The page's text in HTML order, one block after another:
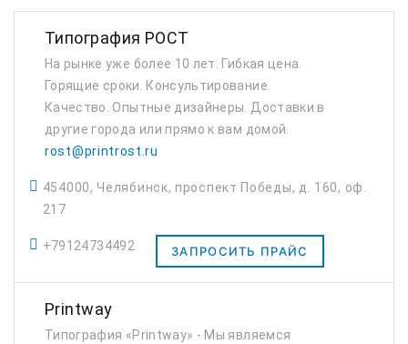
Типография РОСТ
На рынке уже более 10 лет. Гибкая цена.
Горящие сроки. Консультирование.
Качество. Опытные дизайнеры. Доставки в
другие города или прямо к вам домой.
rost@printrost.ru
454000, Челябинск, проспект Победы, д. 160, оф.
217
+79124734492 ЗАПРОСИТЬ ПРАЙС
‎Printway
Типография «Printway» - Мы являемся